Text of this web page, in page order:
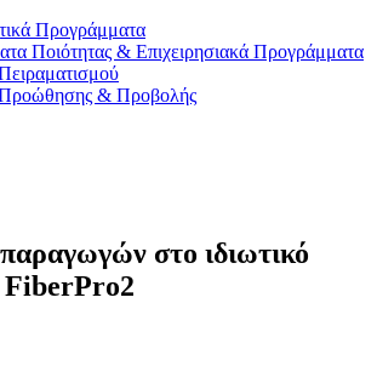
Προγράμματα
Ποιότητας & Επιχειρησιακά Προγράμματα
& Προβολής
στο ιδιωτικό
FiberPro2